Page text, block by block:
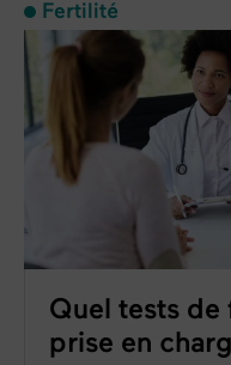
Fertilité
Quel tests de
prise en